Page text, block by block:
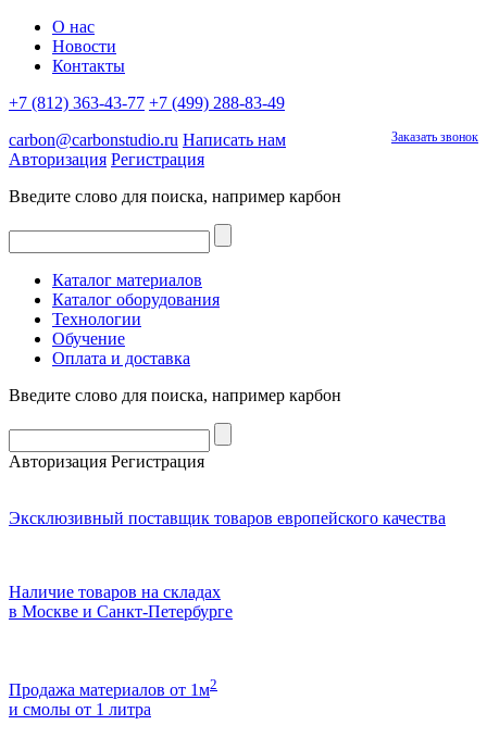
О нас
Новости
Контакты
+7 (812) 363-43-77 +7 (499) 288-83-49
Заказать звонок
carbon@carbonstudio.ru Написать нам
Авторизация Регистрация
Введите слово для поиска, например карбон
Каталог материалов
Каталог оборудования
Технологии
Обучение
Оплата и доставка
Введите слово для поиска, например карбон
Авторизация Регистрация
Эксклюзивный поставщик товаров европейского качества
Наличие товаров на складах
в Москве и Санкт-Петербурге
Продажа материалов от 1м2
и смолы от 1 литра